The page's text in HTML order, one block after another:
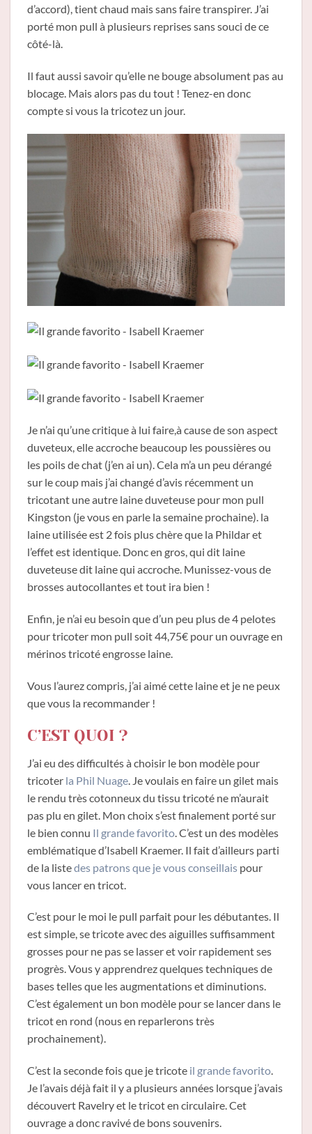
d’accord), tient chaud mais sans faire transpirer. J’ai
porté mon pull à plusieurs reprises sans souci de ce
côté-là.
Il faut aussi savoir qu’elle ne bouge absolument pas au
blocage. Mais alors pas du tout ! Tenez-en donc
compte si vous la tricotez un jour.
Je n’ai qu’une critique à lui faire,à cause de son aspect
duveteux, elle accroche beaucoup les poussières ou
les poils de chat (j’en ai un). Cela m’a un peu dérangé
sur le coup mais j’ai changé d’avis récemment un
tricotant une autre laine duveteuse pour mon pull
Kingston (je vous en parle la semaine prochaine). la
laine utilisée est 2 fois plus chère que la Phildar et
l’effet est identique. Donc en gros, qui dit laine
duveteuse dit laine qui accroche. Munissez-vous de
brosses autocollantes et tout ira bien !
Enfin, je n’ai eu besoin que d’un peu plus de 4 pelotes
pour tricoter mon pull soit 44,75€ pour un ouvrage en
mérinos tricoté engrosse laine.
Vous l’aurez compris, j’ai aimé cette laine et je ne peux
que vous la recommander !
C’EST QUOI ?
J’ai eu des difficultés à choisir le bon modèle pour
tricoter la Phil Nuage . Je voulais en faire un gilet mais
le rendu très cotonneux du tissu tricoté ne m’aurait
pas plu en gilet. Mon choix s’est finalement porté sur
le bien connu Il grande favorito . C’est un des modèles
emblématique d’Isabell Kraemer. Il fait d’ailleurs parti
de la listedes patrons que je vous conseillais pour
vous lancer en tricot.
C’est pour le moi le pull parfait pour les débutantes. Il
est simple, se tricote avec des aiguilles suffisamment
grosses pour ne pas se lasser et voir rapidement ses
progrès. Vous y apprendrez quelques techniques de
bases telles que les augmentations et diminutions.
C’est également un bon modèle pour se lancer dans le
tricot en rond (nous en reparlerons très
prochainement).
C’est la seconde fois que je tricote il grande favorito.
Je l’avais déjà fait il y a plusieurs années lorsque j’avais
découvert Ravelry et le tricot en circulaire. Cet
ouvrage a donc ravivé de bons souvenirs.